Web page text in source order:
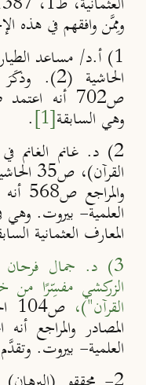
ومِمَّن وافقهم في هذه
الحاشية
ص702 أنه
وهي السابقة[1]
.
2) د. غانم الغانم
العلمية- بيروت. وهي
المعارف العثمانية
3) د. جمال فرحان
الزركشي مفسِّرًا من
القرآن")،
المصادر والمراجع
العلمية- بيروت.